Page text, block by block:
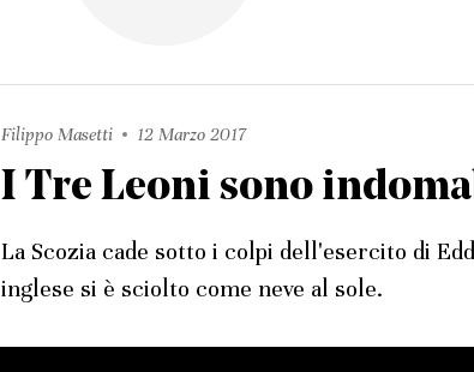
Filippo Masetti 12 Marzo 2017
I Tre Leoni sono
La Scozia cade sotto i colpi dell'esercito di
inglese si è sciolto come neve al sole.